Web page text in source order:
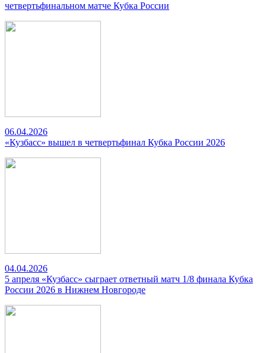
четвертьфинальном матче Кубка России
06.04.2026
«Кузбасс» вышел в четвертьфинал Кубка России 2026
04.04.2026
5 апреля «Кузбасс» сыграет ответный матч 1/8 финала Кубка
России 2026 в Нижнем Новгороде